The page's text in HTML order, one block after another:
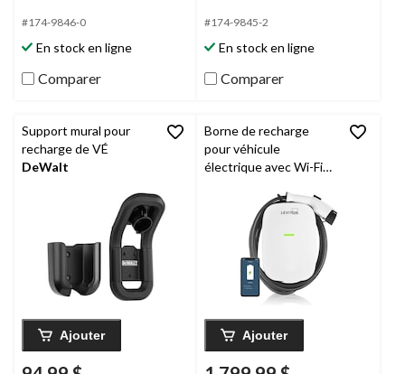
#174-9846-0
En stock en ligne
Comparer
#174-9845-2
En stock en ligne
Comparer
Support mural pour
recharge de VÉ
DeWalt
Ajouter
Borne de recharge
pour véhicule
électrique avec Wi-Fi
Ajouter